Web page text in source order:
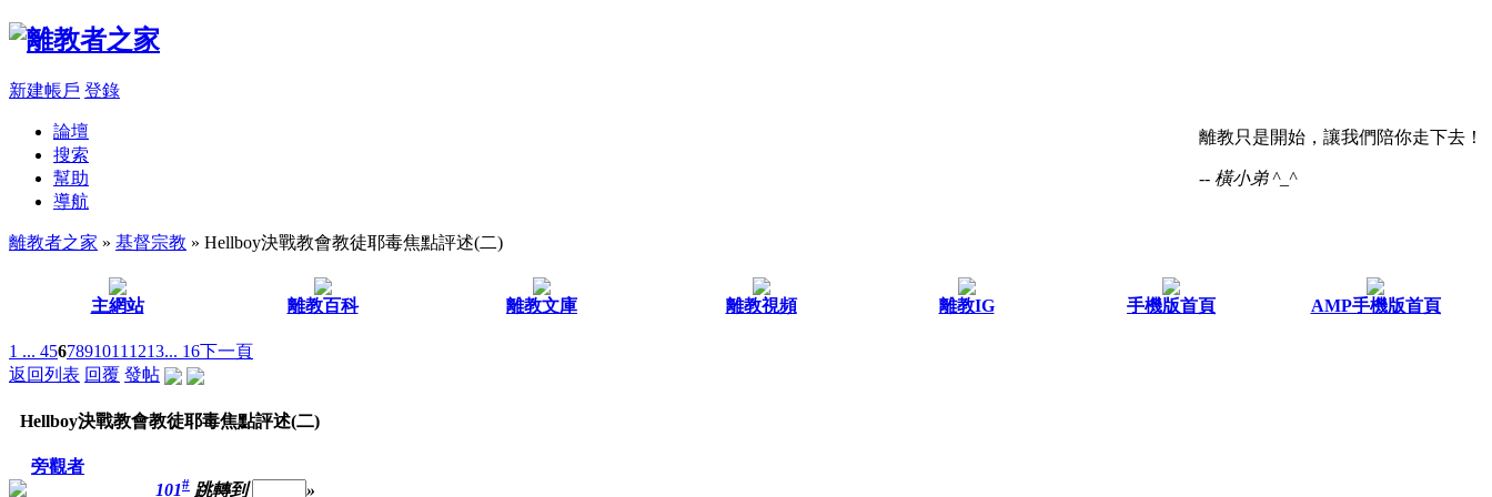
新建帳戶 登錄
離教只是開始，讓我們陪你走下去！
-- 橫小弟 ^_^
論壇
搜索
幫助
導航
離教者之家 » 基督宗教 » Hellboy決戰教會教徒耶毒焦點評述(二)
主網站 離教百科 離教文庫 離教視頻 離教IG 手機版首頁 AMP手機版首頁
1 ... 4567891011 1213... 16下一頁
返回列表 回覆 發帖
Hellboy決戰教會教徒耶毒焦點評述(二)
旁觀者
101# 跳轉到
»